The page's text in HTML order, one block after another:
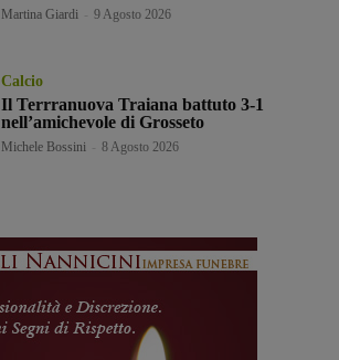
Martina Giardi 9 Agosto 2026
Calcio
Il Terrranuova Traiana battuto 3-1
nell’amichevole di Grosseto
Michele Bossini 8 Agosto 2026